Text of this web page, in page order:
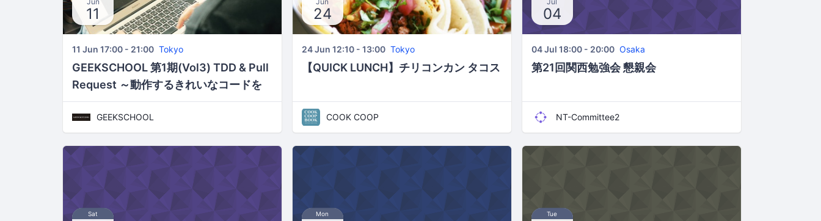
11
11 Jun 17:00 - 21:00 Tokyo
GEEKSCHOOL 第1期(Vol3) TDD & Pull
Request ～動作するきれいなコードを
目指そう～
GEEKSCHOOL
24
24 Jun 12:10 - 13:00 Tokyo
【QUICK LUNCH】チリコンカン タコス
COOK COOP
04
04 Jul 18:00 - 20:00 Osaka
第21回関西勉強会 懇親会
NT-Committee2
Sat Mon Tue